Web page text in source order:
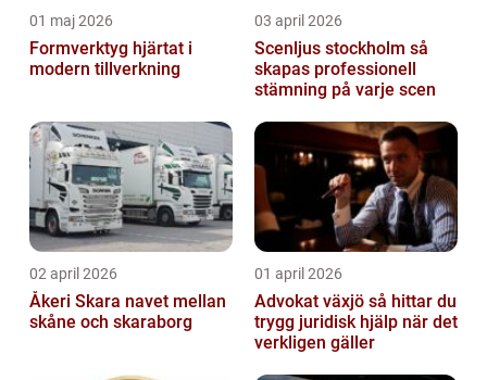
01 maj 2026
Formverktyg hjärtat i
modern tillverkning
03 april 2026
Scenljus stockholm så
skapas professionell
stämning på varje scen
02 april 2026
Åkeri Skara navet mellan
skåne och skaraborg
01 april 2026
Advokat växjö så hittar du
trygg juridisk hjälp när det
verkligen gäller